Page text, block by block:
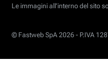
Le immagini all’interno del sito
© Fastweb SpA 2026 - P.IVA